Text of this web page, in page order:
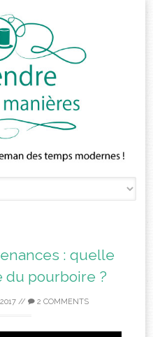
: quelle
du pourboire ?
// 2 COMMENTS